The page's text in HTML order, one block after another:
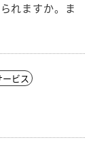
れますか。ま
ビス